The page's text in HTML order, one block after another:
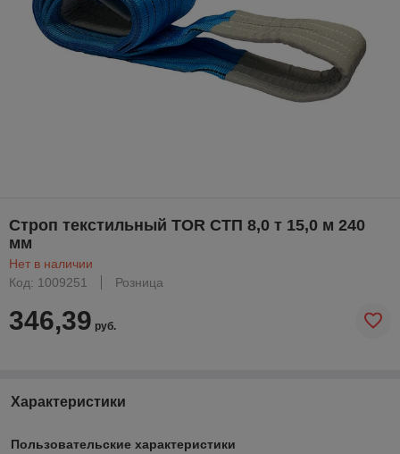
Строп текстильный TOR СТП 8,0 т 15,0 м 240
мм
Нет в наличии
Код: 1009251
Розница
346,39 руб.
Характеристики
Пользовательские характеристики